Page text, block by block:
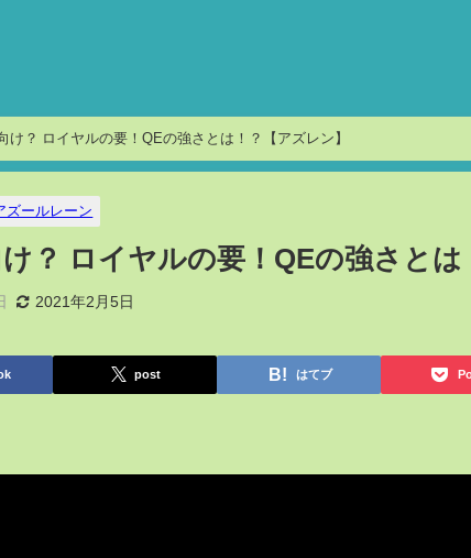
け？ ロイヤルの要！QEの強さとは！？【アズレン】
ズールレーン
？ ロイヤルの要！QEの強さとは
2021年2月5日
post はてブ